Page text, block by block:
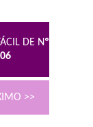
DE Nº
>>